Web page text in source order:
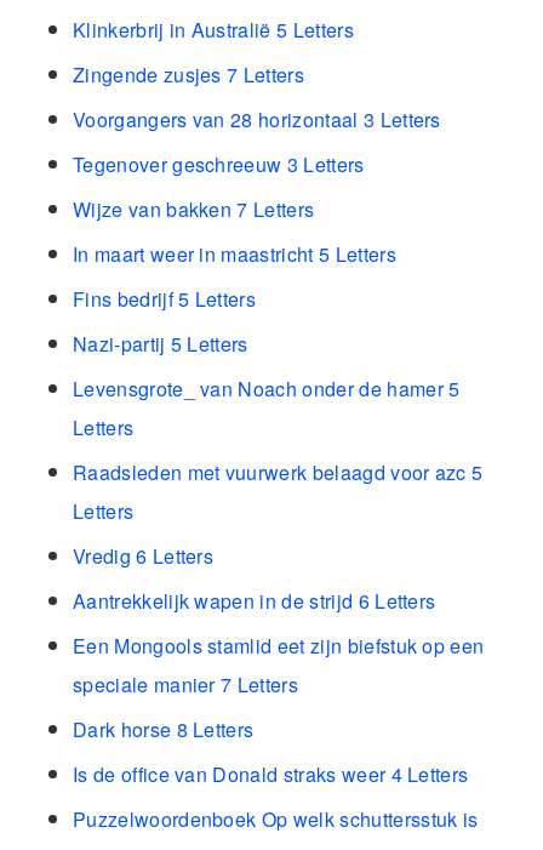
Klinkerbrij in Australië 5 Letters
Zingende zusjes 7 Letters
Voorgangers van 28 horizontaal 3 Letters
Tegenover geschreeuw 3 Letters
Wijze van bakken 7 Letters
In maart weer in maastricht 5 Letters
Fins bedrijf 5 Letters
Nazi-partij 5 Letters
Levensgrote_ van Noach onder de hamer 5
Letters
Raadsleden met vuurwerk belaagd voor azc 5
Letters
Vredig 6 Letters
Aantrekkelijk wapen in de strijd 6 Letters
Een Mongools stamlid eet zijn biefstuk op een
speciale manier 7 Letters
Dark horse 8 Letters
Is de office van Donald straks weer 4 Letters
Puzzelwoordenboek Op welk schuttersstuk is